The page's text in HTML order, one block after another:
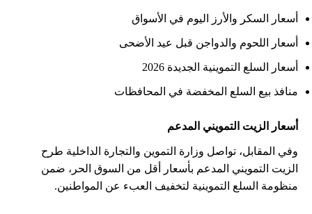
أسعار السكر والأرز اليوم في الأسواق
أسعار اللحوم والدواجن قبل عيد الأضحى
أسعار السلع التموينية الجديدة 2026
منافذ بيع السلع المخفضة في المحافظات
أسعار الزيت التمويني المدعم
وفي المقابل، تواصل وزارة التموين والتجارة الداخلية طرح
الزيت التمويني المدعم بأسعار أقل من السوق الحر، ضمن
منظومة السلع التموينية لتخفيف العبء عن المواطنين.